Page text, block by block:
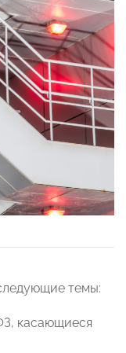
темы:
касающиеся